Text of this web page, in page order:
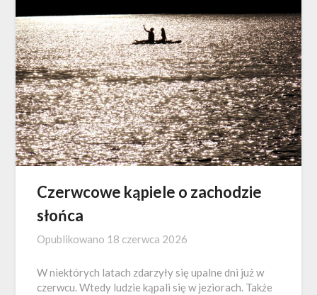
Czerwcowe kąpiele o zachodzie
słońca
Opublikowano 18 czerwca 2026
W niektórych latach zdarzyły się upalne dni już w
czerwcu. Wtedy ludzie kąpali się w jeziorach. Także